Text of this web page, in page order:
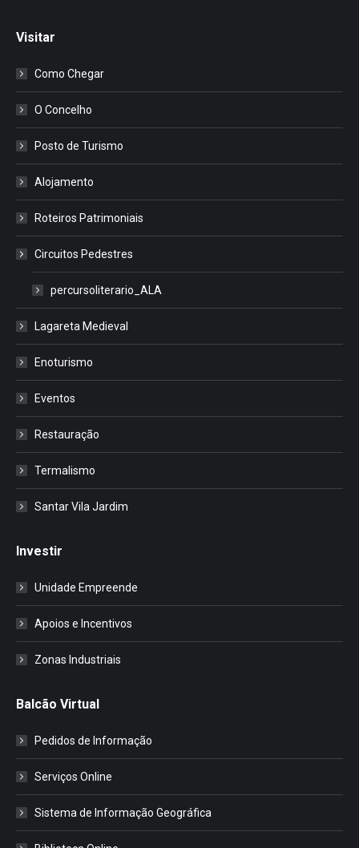
Visitar
Como Chegar
O Concelho
Posto de Turismo
Alojamento
Roteiros Patrimoniais
Circuitos Pedestres
percursoliterario_ALA
Lagareta Medieval
Enoturismo
Eventos
Restauração
Termalismo
Santar Vila Jardim
Investir
Unidade Empreende
Apoios e Incentivos
Zonas Industriais
Balcão Virtual
Pedidos de Informação
Serviços Online
Sistema de Informação Geográfica